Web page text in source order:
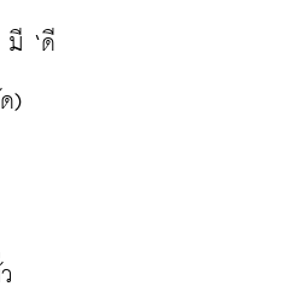
มี ‘ดี
)